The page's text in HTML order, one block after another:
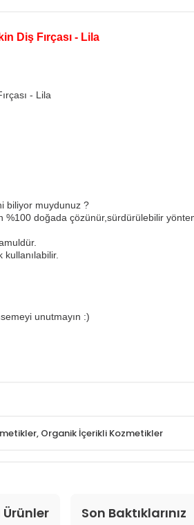
Diş Fırçası - Lila
- Lila
biliyor muydunuz ?
%100 doğada çözünür,sürdürülebilir
unutmayın :)
, Organik İçerikli Kozmetikler
Ürünler Son Baktıklarınız